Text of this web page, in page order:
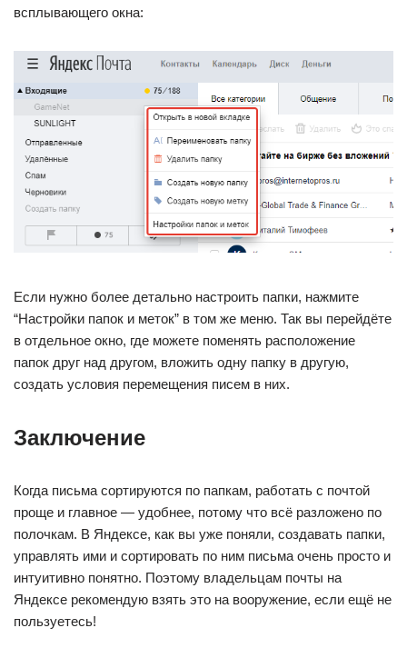
всплывающего окна:
Если нужно более детально настроить папки, нажмите
“Настройки папок и меток” в том же меню. Так вы перейдёте
в отдельное окно, где можете поменять расположение
папок друг над другом, вложить одну папку в другую,
создать условия перемещения писем в них.
Заключение
Когда письма сортируются по папкам, работать с почтой
проще и главное — удобнее, потому что всё разложено по
полочкам. В Яндексе, как вы уже поняли, создавать папки,
управлять ими и сортировать по ним письма очень просто и
интуитивно понятно. Поэтому владельцам почты на
Яндексе рекомендую взять это на вооружение, если ещё не
пользуетесь!